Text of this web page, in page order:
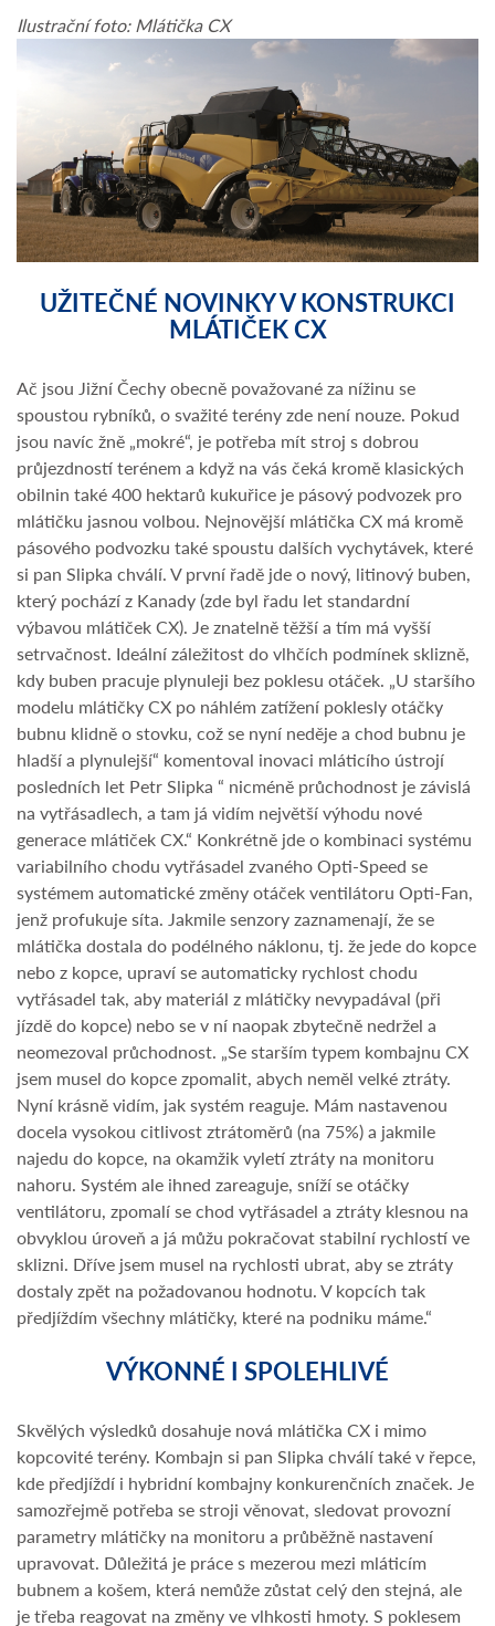
Ilustrační foto: Mlátička CX
UŽITEČNÉ NOVINKY V KONSTRUKCI
MLÁTIČEK CX
Ač jsou Jižní Čechy obecně považované za nížinu se
spoustou rybníků, o svažité terény zde není nouze. Pokud
jsou navíc žně „mokré“, je potřeba mít stroj s dobrou
průjezdností terénem a když na vás čeká kromě klasických
obilnin také 400 hektarů kukuřice je pásový podvozek pro
mlátičku jasnou volbou. Nejnovější mlátička CX má kromě
pásového podvozku také spoustu dalších vychytávek, které
si pan Slipka chválí. V první řadě jde o nový, litinový buben,
který pochází z Kanady (zde byl řadu let standardní
výbavou mlátiček CX). Je znatelně těžší a tím má vyšší
setrvačnost. Ideální záležitost do vlhčích podmínek sklizně,
kdy buben pracuje plynuleji bez poklesu otáček. „U staršího
modelu mlátičky CX po náhlém zatížení poklesly otáčky
bubnu klidně o stovku, což se nyní neděje a chod bubnu je
hladší a plynulejší“ komentoval inovaci mláticího ústrojí
posledních let Petr Slipka “ nicméně průchodnost je závislá
na vytřásadlech, a tam já vidím největší výhodu nové
generace mlátiček CX.“ Konkrétně jde o kombinaci systému
variabilního chodu vytřásadel zvaného Opti-Speed se
systémem automatické změny otáček ventilátoru Opti-Fan,
jenž profukuje síta. Jakmile senzory zaznamenají, že se
mlátička dostala do podélného náklonu, tj. že jede do kopce
nebo z kopce, upraví se automaticky rychlost chodu
vytřásadel tak, aby materiál z mlátičky nevypadával (při
jízdě do kopce) nebo se v ní naopak zbytečně nedržel a
neomezoval průchodnost. „Se starším typem kombajnu CX
jsem musel do kopce zpomalit, abych neměl velké ztráty.
Nyní krásně vidím, jak systém reaguje. Mám nastavenou
docela vysokou citlivost ztrátoměrů (na 75%) a jakmile
najedu do kopce, na okamžik vyletí ztráty na monitoru
nahoru. Systém ale ihned zareaguje, sníží se otáčky
ventilátoru, zpomalí se chod vytřásadel a ztráty klesnou na
obvyklou úroveň a já můžu pokračovat stabilní rychlostí ve
sklizni. Dříve jsem musel na rychlosti ubrat, aby se ztráty
dostaly zpět na požadovanou hodnotu. V kopcích tak
předjíždím všechny mlátičky, které na podniku máme.“
VÝKONNÉ I SPOLEHLIVÉ
Skvělých výsledků dosahuje nová mlátička CX i mimo
kopcovité terény. Kombajn si pan Slipka chválí také v řepce,
kde předjíždí i hybridní kombajny konkurenčních značek. Je
samozřejmě potřeba se stroji věnovat, sledovat provozní
parametry mlátičky na monitoru a průběžně nastavení
upravovat. Důležitá je práce s mezerou mezi mláticím
bubnem a košem, která nemůže zůstat celý den stejná, ale
je třeba reagovat na změny ve vlhkosti hmoty. S poklesem